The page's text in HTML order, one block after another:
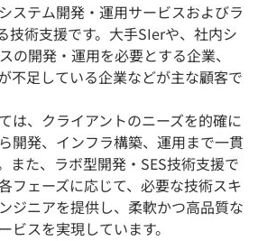
ステム開発・運用サービスおよびラ
技術支援です。大手SIerや、社内シ
の開発・運用を必要とする企業、
不足している企業などが主な顧客で
は、クライアントのニーズを的確に
開発、インフラ構築、運用まで一貫
また、ラボ型開発・SES技術支援で
フェーズに応じて、必要な技術スキ
ジニアを提供し、柔軟かつ高品質な
ビスを実現しています。